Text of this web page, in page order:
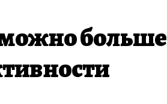
можно больше